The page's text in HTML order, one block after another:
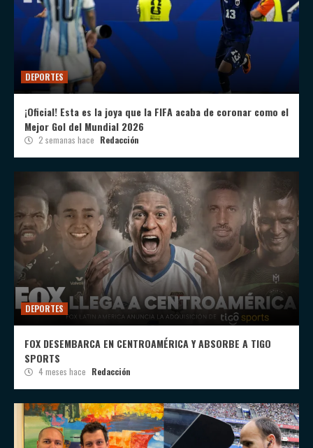
DEPORTES
¡Oficial! Esta es la joya que la FIFA acaba de coronar como el
Mejor Gol del Mundial 2026
2 semanas hace Redacción
DEPORTES
FOX DESEMBARCA EN CENTROAMÉRICA Y ABSORBE A TIGO
SPORTS
4 meses hace Redacción